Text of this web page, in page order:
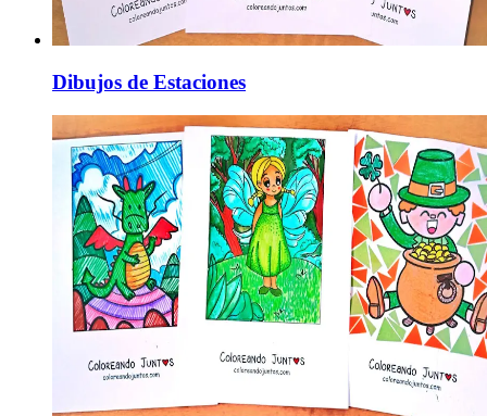
Dibujos de Estaciones